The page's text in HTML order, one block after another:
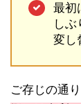
最初
し
変し
ご存じの通